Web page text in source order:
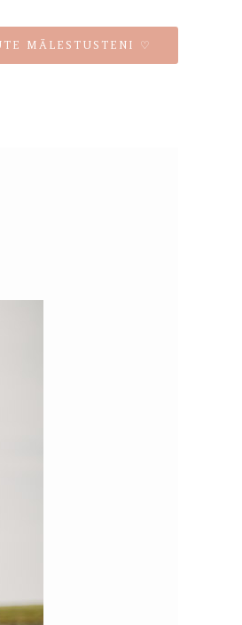
MÄLESTUSTENI ♡